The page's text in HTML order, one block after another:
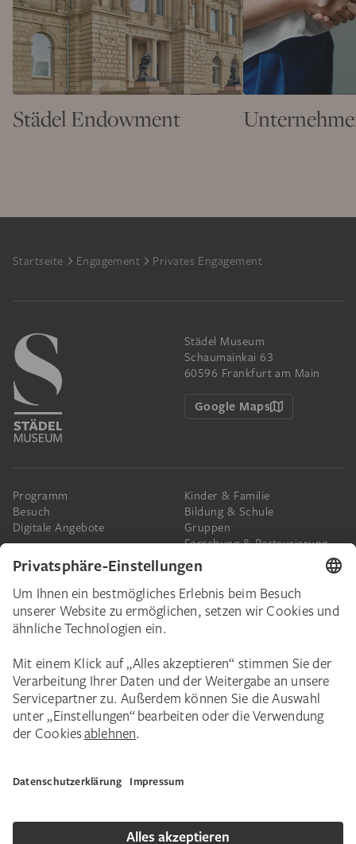
Städel Endowment
Footer
Startseite Engagement Privates Engagement
Städel Museum
Schaumainkai 63
60596 Frankfurt am Main
Google Maps
Programm
Besuch
Digitale Angebote
Kinder & Familie
Bildung & Schule
Gruppen
Forschung & Restaurierung
Presse
Das Städel
Spenden
Schenkungen & Nachlass
Corporate Events
Städelverein
Karriere
Städel Stories
Newsletter
DatenschutzPrivatsphäreBildnachweise